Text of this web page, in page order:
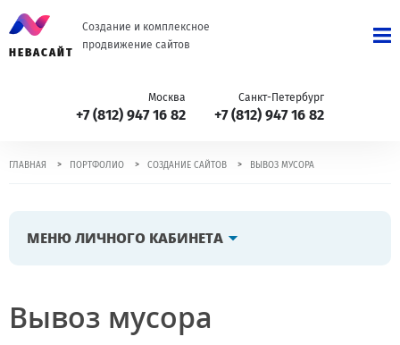
Создание и комплексное
продвижение сайтов
НЕВАСАЙТ
Москва
+7 (812) 947 16 82
Санкт-Петербург
+7 (812) 947 16 82
ГЛАВНАЯ > ПОРТФОЛИО > СОЗДАНИЕ САЙТОВ > ВЫВОЗ МУСОРА
МЕНЮ ЛИЧНОГО КАБИНЕТА
Вывоз мусора